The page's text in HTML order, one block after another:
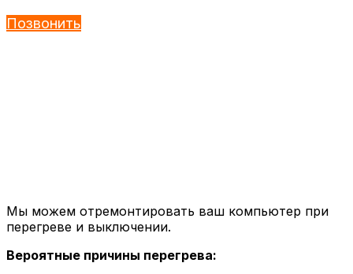
Позвонить
Мы можем отремонтировать ваш компьютер при
перегреве и выключении.
Вероятные причины перегрева: